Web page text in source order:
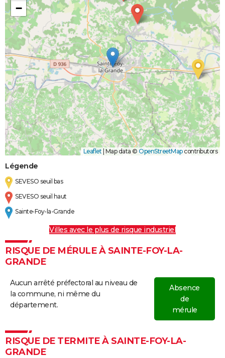
−
Leaflet Map data © OpenStreetMapcontributors
Légende
SEVESO seuil bas
SEVESO seuil haut
Sainte-Foy-la-Grande
Villes avec le plus de risque industriel
RISQUE DE MÉRULE À SAINTE-FOY-LA-
GRANDE
Aucun arrêté préfectoral au niveau de
la commune, ni même du
département.
Absence
de
mérule
RISQUE DE TERMITE À SAINTE-FOY-LA-
GRANDE